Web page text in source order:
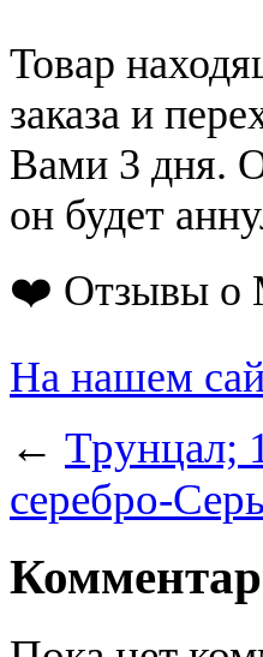
Товар
заказа и
Вами 3 дня.
он будет
❤️ Отзывы о
На нашем
← Трунцал;
серебро-